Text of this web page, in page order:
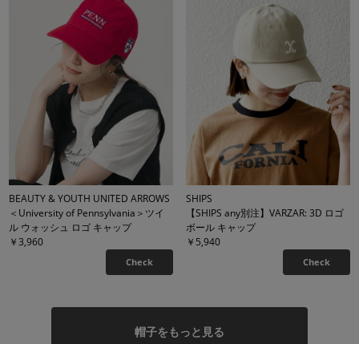
BEAUTY & YOUTH UNITED ARROWS
＜University of Pennsylvania＞ツイ
ル ウォッシュ ロゴ キャップ
￥3,960
Check
SHIPS
【SHIPS any別注】VARZAR: 3D ロゴ
ボール キャップ
￥5,940
Check
帽子をもっと見る